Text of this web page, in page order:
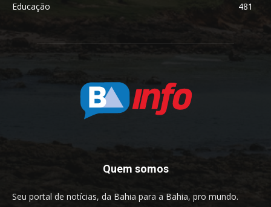
Educação
481
Quem somos
Seu portal de notícias, da Bahia para a Bahia, pro mundo.